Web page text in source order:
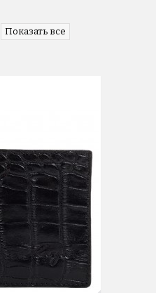
Показать все